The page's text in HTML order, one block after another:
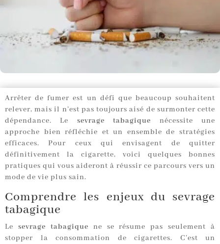
Arrêter de fumer est un défi que beaucoup souhaitent
relever, mais il n’est pas toujours aisé de surmonter cette
dépendance. Le sevrage tabagique nécessite une
approche bien réfléchie et un ensemble de stratégies
efficaces. Pour ceux qui envisagent de quitter
définitivement la cigarette, voici quelques bonnes
pratiques qui vous aideront à réussir ce parcours vers un
mode de vie plus sain.
Comprendre les enjeux du sevrage
tabagique
Le sevrage tabagique ne se résume pas seulement à
stopper la consommation de cigarettes. C’est un